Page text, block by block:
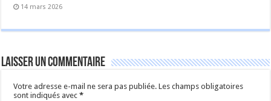
14 mars 2026
Laisser un commentaire
Votre adresse e-mail ne sera pas publiée. Les champs obligatoires
sont indiqués avec*